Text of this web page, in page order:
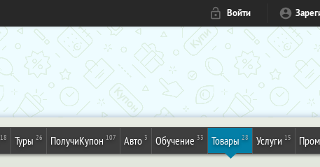
Войти
18 Туры 26 ПолучиКупон 107 Авто 3 Обучение 33 Товары 28 Услуги 15